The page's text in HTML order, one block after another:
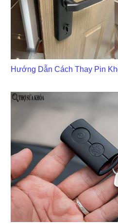
Hướng Dẫn Cách Thay Pin